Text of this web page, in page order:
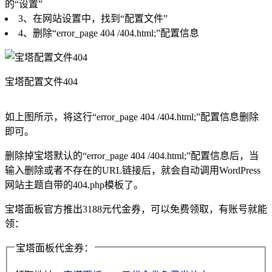
的“设置”
3、在网站设置中，找到“配置文件”
4、删除“error_page 404 /404.html;”配置信息
宝塔配置文件404
如上图所示，将这行“error_page 404 /404.html;”配置信息删除
即可。
删除掉宝塔默认的“error_page 404 /404.html;”配置信息后，当
输入删除或者不存在的URL链接后，就会自动调用WordPress
网站主题自带的404.php模板了。
宝塔面板官方推出3188元代金券，可以免费领取，有账号就能
领：
宝塔面板代金券：